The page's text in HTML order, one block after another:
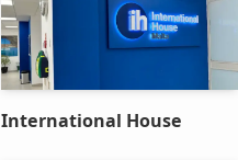
International House